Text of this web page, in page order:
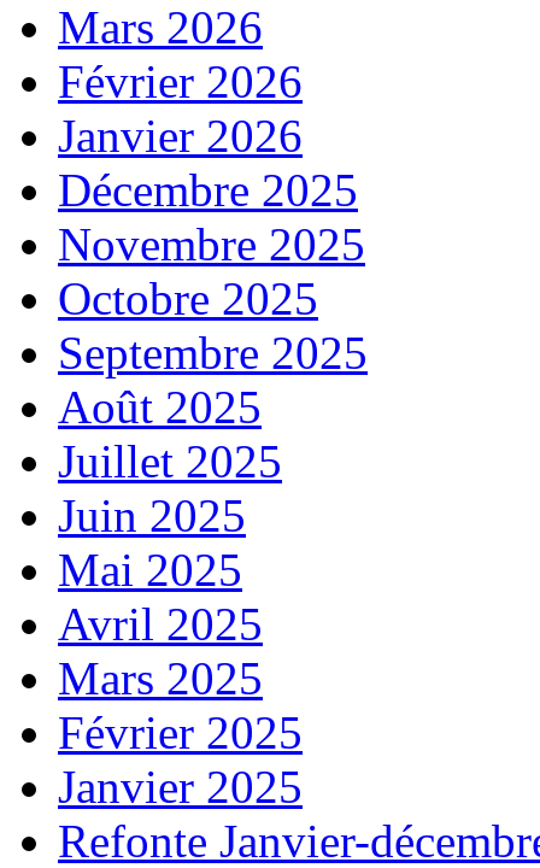
Mars 2026
Février 2026
Janvier 2026
Décembre 2025
Novembre 2025
Octobre 2025
Septembre 2025
Août 2025
Juillet 2025
Juin 2025
Mai 2025
Avril 2025
Mars 2025
Février 2025
Janvier 2025
Refonte Janvier-